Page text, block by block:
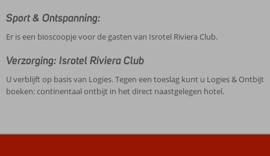
Sport & Ontspanning:
Er is een bioscoopje voor de gasten van Isrotel Riviera Club.
Verzorging: Isrotel Riviera Club
U verblijft op basis van Logies. Tegen een toeslag kunt u Logies & Ontbijt
boeken: continentaal ontbijt in het direct naastgelegen hotel.